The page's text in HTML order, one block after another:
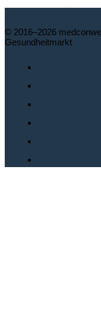
© 2016–2026
Gesundheitmarkt